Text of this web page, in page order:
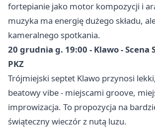
fortepianie jako motor kompozycji i
muzyka ma energię dużego składu,
kameralnego spotkania.
20 grudnia g. 19:00 - Klawo - Scena
PKZ
Trójmiejski septet Klawo przynosi
beatowy vibe - miejscami groove,
improwizacja. To propozycja na
świąteczny wieczór z nutą luzu.